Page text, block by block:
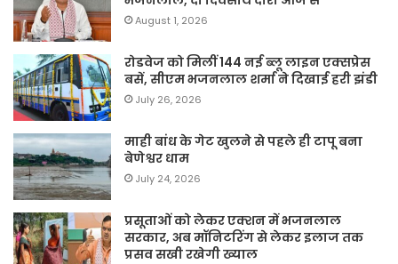
August 1, 2026
रोडवेज को मिलीं 144 नई ब्लू लाइन एक्सप्रेस
बसें, सीएम भजनलाल शर्मा ने दिखाई हरी झंडी
July 26, 2026
माही बांध के गेट खुलने से पहले ही टापू बना
बेणेश्वर धाम
July 24, 2026
प्रसूताओं को लेकर एक्शन में भजनलाल
सरकार, अब मॉनिटरिंग से लेकर इलाज तक
प्रसव सखी रखेगी ख्याल